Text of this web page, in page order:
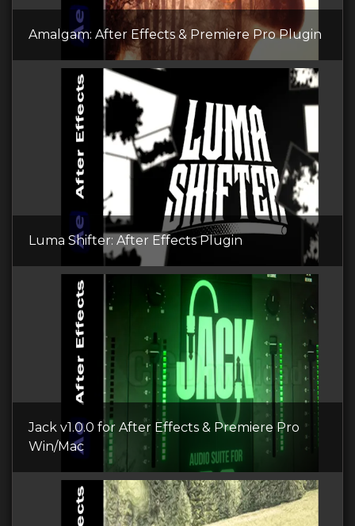
Amalgam: After Effects & Premiere Pro Plugin
Luma Shifter: After Effects Plugin
Jack v1.0.0 for After Effects & Premiere Pro
Win/Mac